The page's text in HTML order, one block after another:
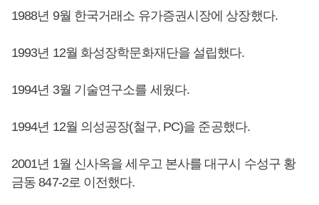
1988년 9월 한국거래소 유가증권시장에 상장했다.
1993년 12월 화성장학문화재단을 설립했다.
1994년 3월 기술연구소를 세웠다.
1994년 12월 의성공장(철구, PC)을 준공했다.
2001년 1월 신사옥을 세우고 본사를 대구시 수성구 황
금동 847-2로 이전했다.